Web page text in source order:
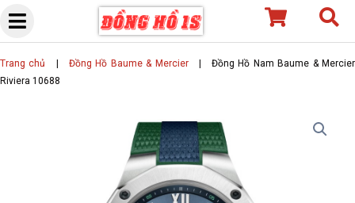
Skip
content
Trang chủ Đồng Hồ Baume & Mercier| Đồng Hồ Nam Baume & Mercier
Riviera 10688